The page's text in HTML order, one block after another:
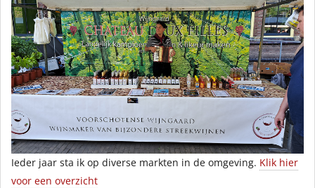
Ieder jaar sta ik op diverse markten in de omgeving. Klik hier
voor een overzicht